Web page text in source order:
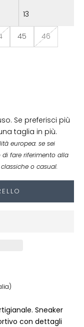
13
45 46
Se preferisci più
taglia in più.
europea: se sei
fare riferimento alla
o casual.
Sneaker
con dettagli